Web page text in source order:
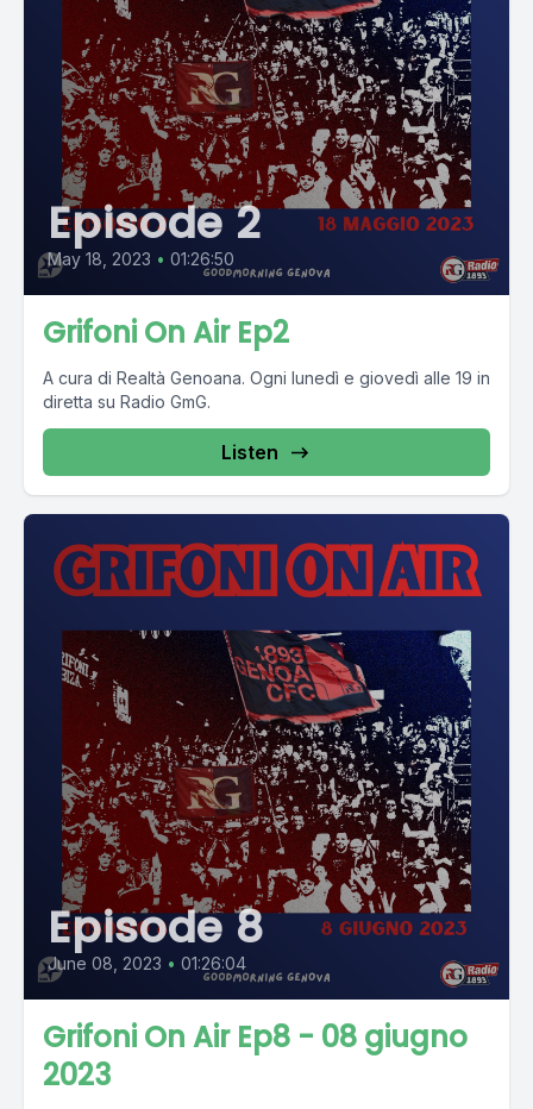
Episode 2
May 18, 2023 • 01:26:50
Grifoni On Air Ep2
A cura di Realtà Genoana. Ogni lunedì e giovedì alle 19 in
diretta su Radio GmG.
Listen
Episode 8
June 08, 2023 • 01:26:04
Grifoni On Air Ep8 - 08 giugno
2023